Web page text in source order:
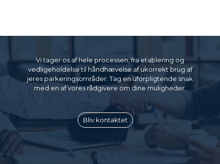
Vi tager os af hele processen, fra etablering og
vedligeholdelse til håndhævelse af ukorrekt brug af
jeres parkeringsområder. Tag en uforpligtende snak
med en af vores rådgivere om dine muligheder.
Bliv kontaktet